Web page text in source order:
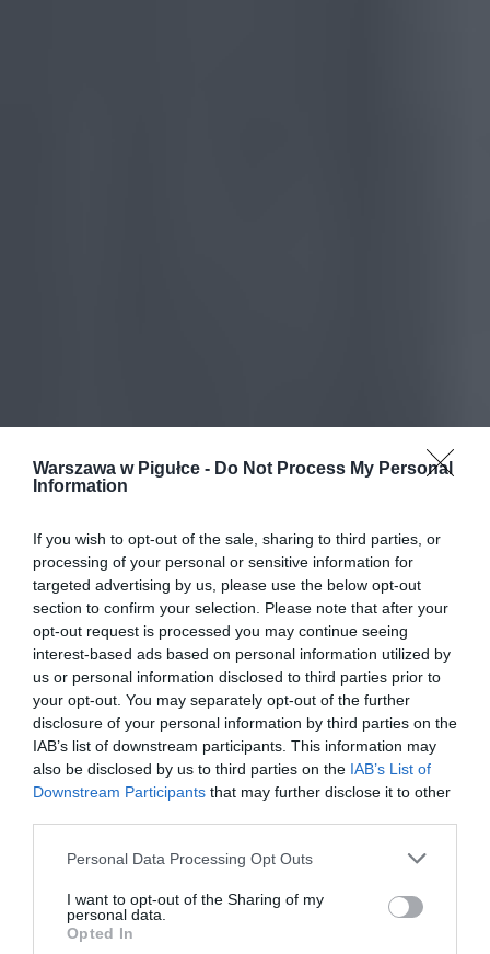
Warszawa w Pigułce - Do Not Process My Personal
Information
If you wish to opt-out of the sale, sharing to third parties, or
processing of your personal or sensitive information for
targeted advertising by us, please use the below opt-out
section to confirm your selection. Please note that after your
opt-out request is processed you may continue seeing
interest-based ads based on personal information utilized by
us or personal information disclosed to third parties prior to
your opt-out. You may separately opt-out of the further
disclosure of your personal information by third parties on the
IAB’s list of downstream participants. This information may
also be disclosed by us to third parties on the IAB’s List of
Downstream Participants that may further disclose it to other
Personal Data Processing Opt Outs
I want to opt-out of the Sharing of my
personal data.
Opted In